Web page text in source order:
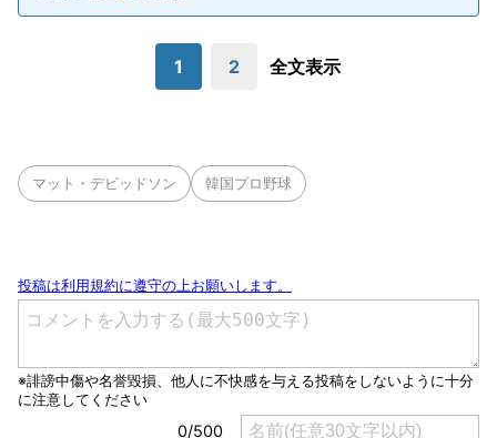
1 2 全文表示
マット・デビッドソン 韓国プロ野球